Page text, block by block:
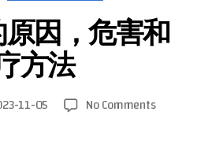
因，危害和
方法
11-05 No Commentson